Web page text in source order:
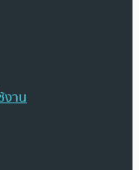
งาน